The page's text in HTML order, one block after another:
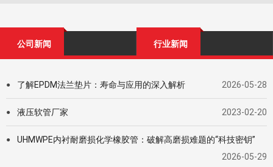
公司新闻 行业新闻
● 了解EPDM法兰垫片：寿命与应用的深入解析 2026-05-28
● 液压软管厂家 2023-02-20
●
UHMWPE内衬耐磨损化学橡胶管：破解高磨损难题的“科技密钥”
2026-05-29